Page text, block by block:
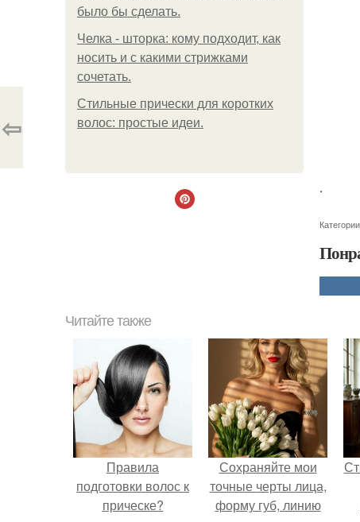
было бы сделать.
Челка - шторка: кому подходит, как
носить и с какими стрижками
сочетать.
Стильные прически для коротких
волос: простые идеи.
.
⇦
Читайте также
Правила
подготовки волос к
прическе?
Сохраняйте мои
точные черты лица,
форму губ, линию